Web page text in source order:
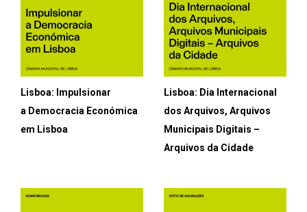
Lisboa: Impulsionar
a Democracia Económica
em Lisboa
Lisboa: Dia Internacional
dos Arquivos, Arquivos
Municipais Digitais –
Arquivos da Cidade